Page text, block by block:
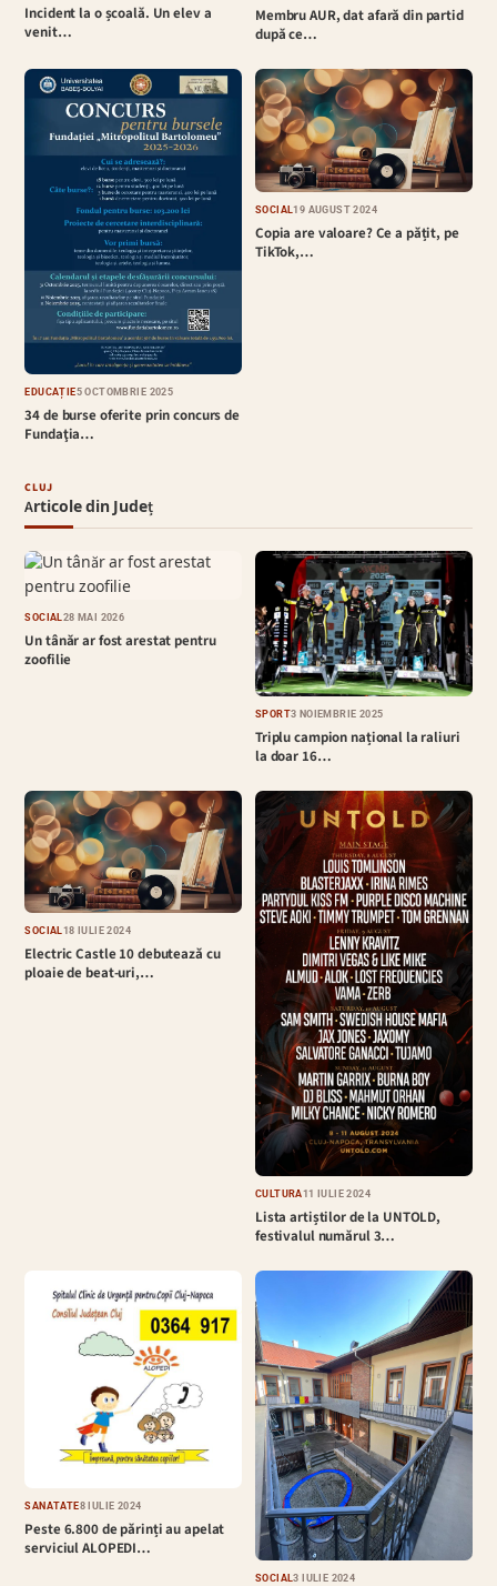
Incident la o școală. Un elev a
venit…
Membru AUR, dat afară din partid
după ce…
EDUCAȚIE5 OCTOMBRIE 2025
34 de burse oferite prin concurs de
Fundaţia…
SOCIAL19 AUGUST 2024
Copia are valoare? Ce a pățit, pe
TikTok,…
CLUJ
Articole din Județ
SOCIAL28 MAI 2026
Un tânăr ar fost arestat pentru
zoofilie
SPORT3 NOIEMBRIE 2025
Triplu campion național la raliuri
la doar 16…
SOCIAL18 IULIE 2024
Electric Castle 10 debutează cu
ploaie de beat-uri,…
CULTURĂ11 IULIE 2024
Lista artiștilor de la UNTOLD,
festivalul numărul 3…
SĂNĂTATE8 IULIE 2024
Peste 6.800 de părinți au apelat
serviciul ALOPEDI…
SOCIAL3 IULIE 2024